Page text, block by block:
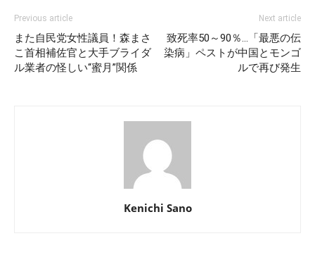
Previous article
また自民党女性議員！森まさ
こ首相補佐官と大手ブライダ
ル業者の怪しい“蜜月”関係
Next article
致死率50～90％…「最悪の伝
染病」ペストが中国とモンゴ
ルで再び発生
Kenichi Sano